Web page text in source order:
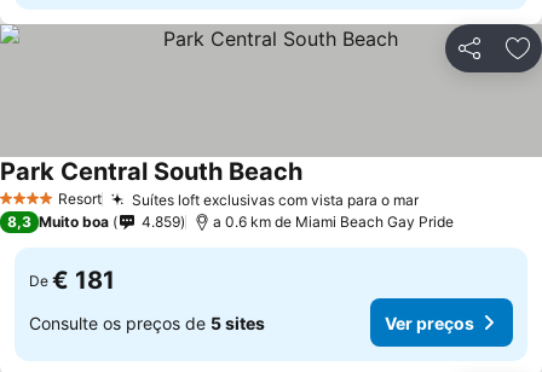
Partilhar
4 EstrelasResort Suítes loft exclusivas com vista para o marVer preços
Park Central South BeachVer preços
8,3 Muito boa 4.859 a 0.6 km de Miami Beach Gay Pride
De € 181
Consulte os preços de 5 sites Ver preços